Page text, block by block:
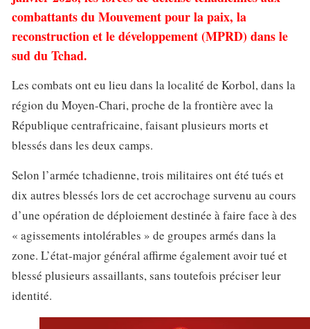
combattants du Mouvement pour la paix, la
reconstruction et le développement (MPRD) dans le
sud du Tchad.
Les combats ont eu lieu dans la localité de Korbol, dans la
région du Moyen-Chari, proche de la frontière avec la
République centrafricaine, faisant plusieurs morts et
blessés dans les deux camps.
Selon l’armée tchadienne, trois militaires ont été tués et
dix autres blessés lors de cet accrochage survenu au cours
d’une opération de déploiement destinée à faire face à des
« agissements intolérables » de groupes armés dans la
zone. L’état-major général affirme également avoir tué et
blessé plusieurs assaillants, sans toutefois préciser leur
identité.